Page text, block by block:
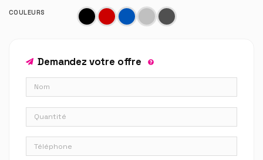
COULEURS
Demandez votre offre